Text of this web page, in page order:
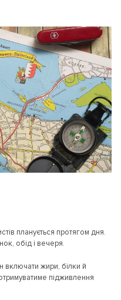
планується протягом дня.
обід і вечеря.
включати жири, білки й
підживлення